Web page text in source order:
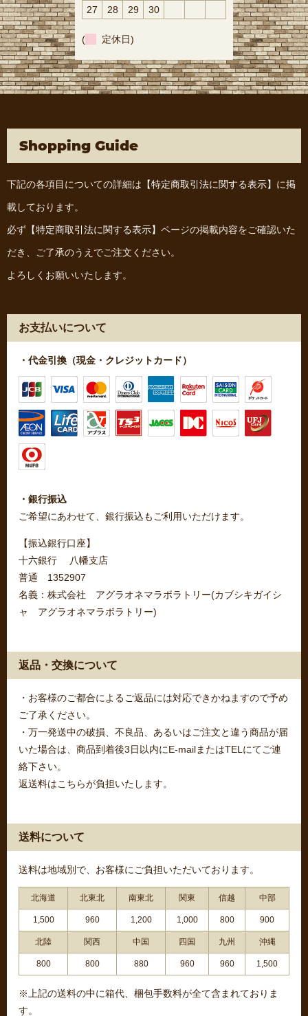
27 28 29 30
( 定休日)
Shopping Guide
下記の各項目についての詳細は 【特定商取引法に関する表示】 に掲
載しております。
必ず 【特定商取引法に関する表示】 ページの掲載内容をご確認いた
だき、ご了承のうえでご注文ください。
よろしくお願いいたします。
お支払いについて
・代金引換（現金・クレジットカード）
・銀行振込
ご希望にあわせて、銀行振込もご利用いただけます。
【振込銀行口座】
十六銀行 八幡支店
普通 1352907
名義：株式会社 アグラオネマラボラトリー(カブシキガイシ
ャ アグラオネマラボラトリー)
返品・交換について
・お客様のご都合によるご返品には対応できかねますので予め
ご了承ください。
・万一発送中の破損、不良品、あるいはご注文と違う商品が届
いた場合は、商品到着後3日以内にE-mailまたはTELにてご連
絡下さい。
返送料はこちらが負担いたします。
送料について
送料は地域別で、お客様にご負担いただいております。
北海道 北東北 南東北 関東 信越 中部
1,500 960 1,200 1,000 800 900
北陸 関西 中国 四国 九州 沖縄
800 800 880 960 960 1,500
※上記の送料の中に箱代、梱包手数料が全て含まれておりま
す。